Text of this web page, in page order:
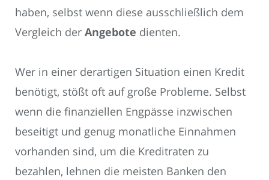
haben, selbst wenn diese ausschließlich dem
Vergleich der Angebote dienten.
Wer in einer derartigen Situation einen Kredit
benötigt, stößt oft auf große Probleme. Selbst
wenn die finanziellen Engpässe inzwischen
beseitigt und genug monatliche Einnahmen
vorhanden sind, um die Kreditraten zu
bezahlen, lehnen die meisten Banken den